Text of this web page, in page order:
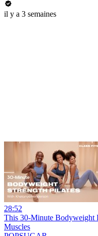
il y a 3 semaines
28:52
This 30-Minute Bodyweight
Muscles